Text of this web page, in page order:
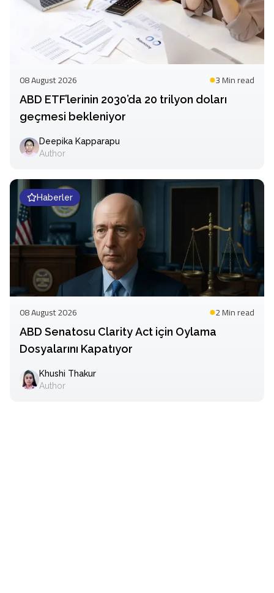
08 August 2026 3 Minread
ABD ETF’lerinin 2030’da 20 trilyon doları
geçmesi bekleniyor
Deepika Kapparapu
Author
Haberler
08 August 2026 2 Minread
ABD Senatosu Clarity Act için Oylama
Dosyalarını Kapatıyor
Khushi Thakur
Author